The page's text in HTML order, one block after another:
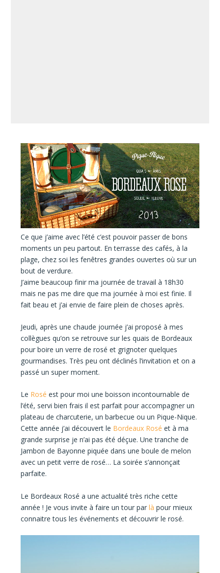
Ce que j’aime avecl’été c’est pouvoir passer debons
moments un peu partout. En terrasse des cafés, à la
plage, chez soi les fenêtres grandes ouvertes où sur un
bout de verdure.
J’aime beaucoupfinir ma journée de travail à 18h30
maisne pas me dire que ma journée à moi est finie. Il
fait beau et j’ai envie de faire plein de choses après.
Jeudi, après unechaude journée j’ai proposé à mes
collègues qu’on se retrouve sur les quais de Bordeaux
pour boireun verre de rosé et grignoter quelques
gourmandises. Très peu ont déclinés l’invitation et on a
passé un super moment.
Le Rosé est pour moi une boissonincontournable de
l’été, servi bienfrais il est parfait pour accompagner un
plateau de charcuterie, un barbecue ou un Pique-Nique.
Cette année j’ai découvert le Bordeaux Rosé et à ma
grande surprise je n’ai pas été déçue. Une tranche de
Jambon de Bayonne piquée dans une boule de melon
avec un petit verre de rosé… La soirée s’annonçait
parfaite.
Le Bordeaux Roséa une actualité très riche cette
année ! Je vous invite à faire un tour par là pour mieux
connaitre tous les événements et découvrir le rosé.